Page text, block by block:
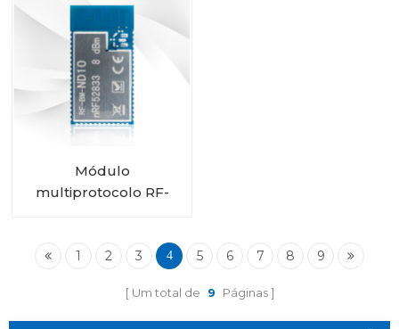
Módulo
multiprotocolo RF-
1 2 3 4 5 6 7 8 9
Um total de 9 Páginas